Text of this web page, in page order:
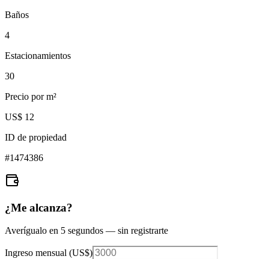
Baños
4
Estacionamientos
30
Precio por m²
US$ 12
ID de propiedad
#1474386
¿Me alcanza?
Averígualo en 5 segundos — sin registrarte
Ingreso mensual (US$)